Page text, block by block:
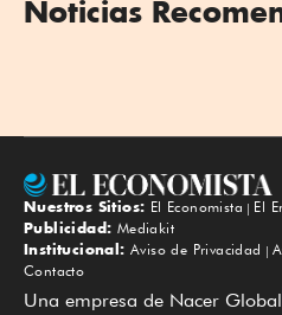
Noticias
Nuestros Sitios: El Economista El
Publicidad: Mediakit
Institucional: Aviso de Privacidad
Contacto
Una empresa de Nacer Global